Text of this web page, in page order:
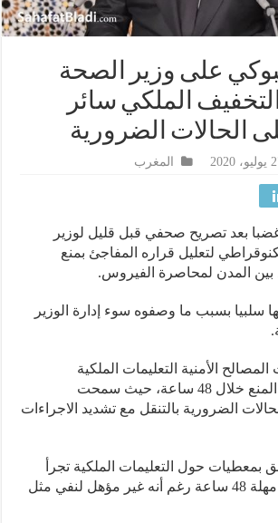
وزير الصحة
الملكي سائر
الضرورية
المغرب
تصريح صحفي قبل قليل لوزير
لتعليل قراره المفاجئ بمنع
لمحاصرة الفيروس.
بسبب ما وصفوه سوء إدارة الوزير
الأمنية التعليمات الملكية
بالتخفيف من قيود المنع خلال 48 ساعة، حيث سمحت
الضرورية بالتنقل مع تشديد الاجراءات
حول التعليمات الملكية تجرأ
وزير الصحة و نفى مهلة 48 ساعة رغم أنه غير مؤهل لنفي مثل